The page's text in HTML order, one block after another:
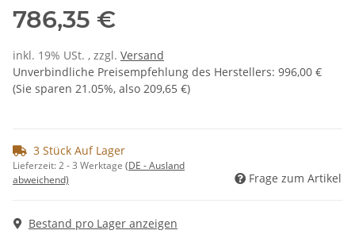
786,35 €
inkl. 19% USt. , zzgl. Versand
Unverbindliche Preisempfehlung des Herstellers: 996,00 €
(Sie sparen 21.05%, also 209,65 €)
3 Stück Auf Lager
Lieferzeit:2 - 3 Werktage (DE - Ausland
abweichend)
Frage zum Artikel
Bestand pro Lager anzeigen